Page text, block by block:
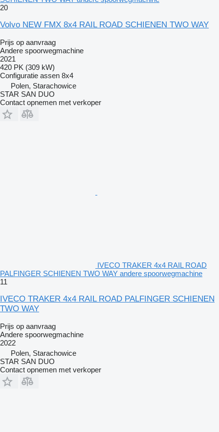
20
Volvo NEW FMX 8x4 RAIL ROAD SCHIENEN TWO WAY
Prijs op aanvraag
Andere spoorwegmachine
2021
420 PK (309 kW)
Configuratie assen 8x4
Polen, Starachowice
STAR SAN DUO
Contact opnemen met verkoper
IVECO TRAKER 4x4 RAIL ROAD
PALFINGER SCHIENEN TWO WAY andere spoorwegmachine
11
IVECO TRAKER 4x4 RAIL ROAD PALFINGER SCHIENEN
TWO WAY
Prijs op aanvraag
Andere spoorwegmachine
2022
Polen, Starachowice
STAR SAN DUO
Contact opnemen met verkoper